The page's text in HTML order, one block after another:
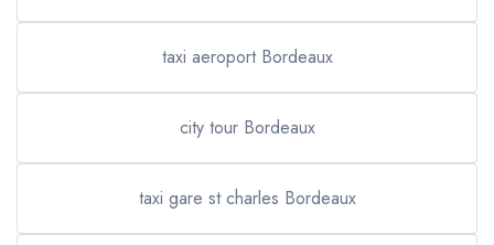
taxi aeroport Bordeaux
city tour Bordeaux
taxi gare st charles Bordeaux